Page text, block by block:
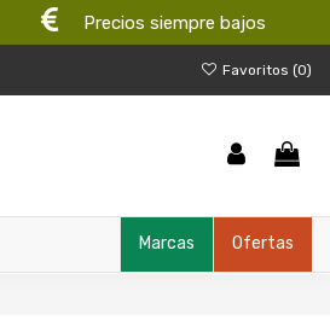
Precios siempre bajos
Favoritos (0)
Ofertas
Marcas